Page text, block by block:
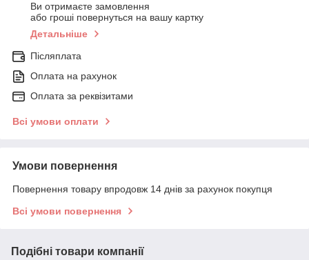
Ви отримаєте замовлення
або гроші повернуться на вашу картку
Детальніше
Післяплата
Оплата на рахунок
Оплата за реквізитами
Всі умови оплати
Умови повернення
Повернення товару впродовж 14 днів за рахунок покупця
Всі умови повернення
Подібні товари компанії